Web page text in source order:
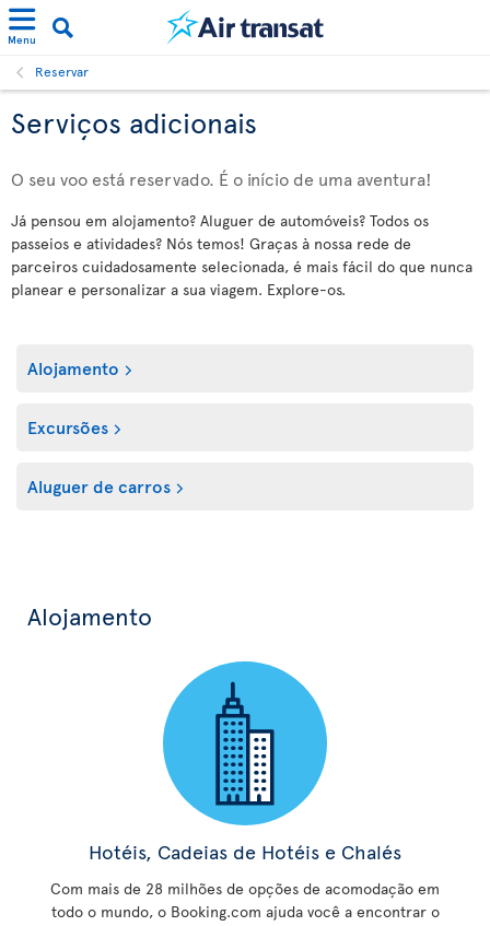
Menu
Reservar
Serviços adicionais
O seu voo está reservado. É o início de uma aventura!
Já pensou em alojamento? Aluguer de automóveis? Todos os
passeios e atividades? Nós temos! Graças à nossa rede de
parceiros cuidadosamente selecionada, é mais fácil do que nunca
planear e personalizar a sua viagem. Explore-os.
Alojamento
Excursões
Aluguer de carros
Alojamento
Hotéis, Cadeias de Hotéis e Chalés
Com mais de 28 milhões de opções de acomodação em
todo o mundo, o Booking.com ajuda você a encontrar o